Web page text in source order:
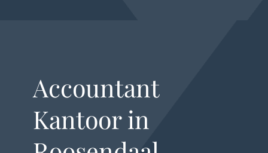
Accountant
Kantoor in